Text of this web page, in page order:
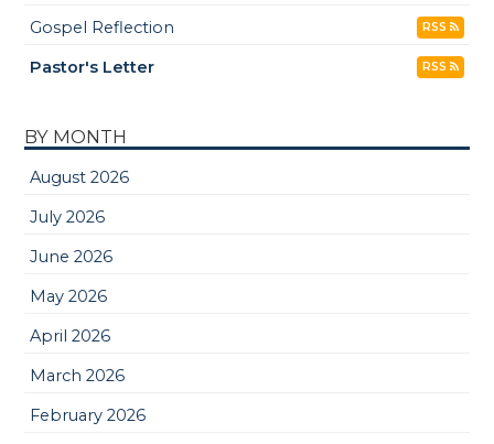
Gospel Reflection
RSS
Pastor's Letter RSS
BY MONTH
August 2026
July 2026
June 2026
May 2026
April 2026
March 2026
February 2026